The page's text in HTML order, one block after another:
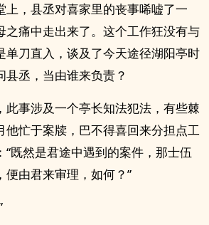
上，县丞对喜家里的丧事唏嘘了一
之痛中走出来了。这个工作狂没有与
单刀直入，谈及了今天途径湖阳亭时
丞，当由谁来负责？
此事涉及一个亭长知法犯法，有些棘
他忙于案牍，巴不得喜回来分担点工
既然是君途中遇到的案件，那士伍
便由君来审理，如何？”